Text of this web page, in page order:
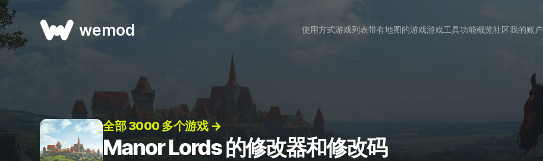
wemod 使用方式游戏列表带有地图的游戏游戏工具功能概览社区我的账户
全部 3000 多个游戏 →
Manor Lords 的修改器和修改码